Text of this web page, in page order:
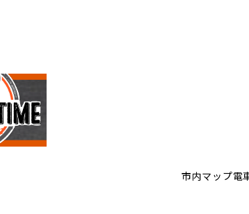
市内マップ電